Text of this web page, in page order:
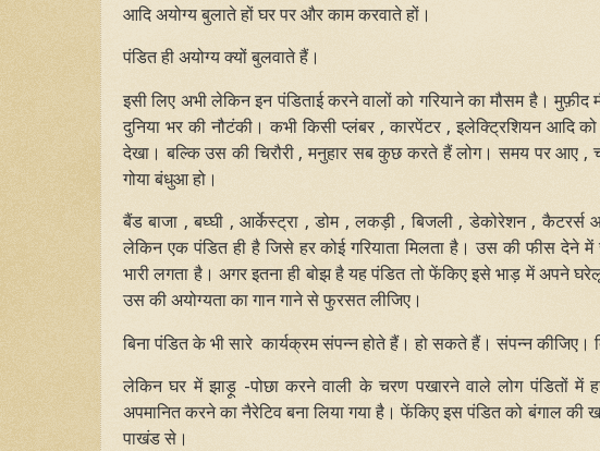
आदि अयोग्य बुलाते हों घर पर और काम करवाते हों।
पंडित ही अयोग्य क्यों बुलवाते हैं।
इसी लिए अभी लेकिन इन पंडिताई करने वालों को गरियाने का मौसम है। मुफ़ीद
दुनिया भर की नौटंकी। कभी किसी प्लंबर , कारपेंटर , इलेक्ट्रिशियन आदि
देखा। बल्कि उस की चिरौरी , मनुहार सब कुछ करते हैं लोग। समय पर आए ,
गोया बंधुआ हो।
बैंड बाजा , बघ्घी , आर्केस्ट्रा , डोम , लकड़ी , बिजली , डेकोरेशन , कैटरर्स
लेकिन एक पंडित ही है जिसे हर कोई गरियाता मिलता है। उस की फीस देने
भारी लगता है। अगर इतना ही बोझ है यह पंडित तो फेंकिए इसे भाड़ में अपने
उस की अयोग्यता का गान गाने से फुरसत लीजिए।
बिना पंडित के भी सारे कार्यक्रम संपन्न होते हैं। हो सकते हैं। संपन्न कीजिए।
लेकिन घर में झाड़ू -पोछा करने वाली के चरण पखारने वाले लोग पंडितों में
अपमानित करने का नैरेटिव बना लिया गया है। फेंकिए इस पंडित को बंगाल की
पाखंड से।